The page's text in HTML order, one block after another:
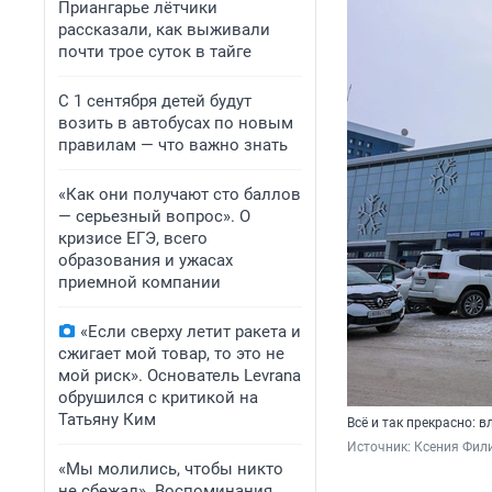
Приангарье лётчики
рассказали, как выживали
почти трое суток в тайге
С 1 сентября детей будут
возить в автобусах по новым
правилам — что важно знать
«Как они получают сто баллов
— серьезный вопрос». О
кризисе ЕГЭ, всего
образования и ужасах
приемной компании
«Если сверху летит ракета и
сжигает мой товар, то это не
мой риск». Основатель Levrana
обрушился с критикой на
Татьяну Ким
«Мы молились, чтобы никто
Всё и так прекрасно:
Источник: Ксения